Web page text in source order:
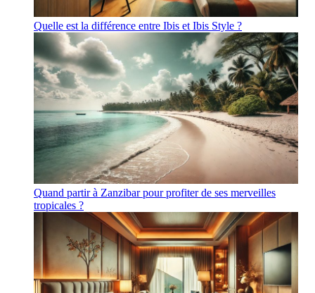
Quelle est la différence entre Ibis et Ibis Style ?
Quand partir à Zanzibar pour profiter de ses merveilles
tropicales ?